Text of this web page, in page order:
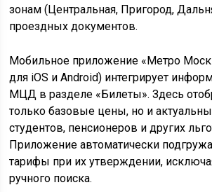
зонам (Центральная, Пригород,
проездных документов.
Мобильное приложение «Метро
для iOS и Android) интегрирует
МЦД в разделе «Билеты». Здесь
только базовые цены, но и
студентов, пенсионеров и других
Приложение автоматически
тарифы при их утверждении,
ручного поиска.